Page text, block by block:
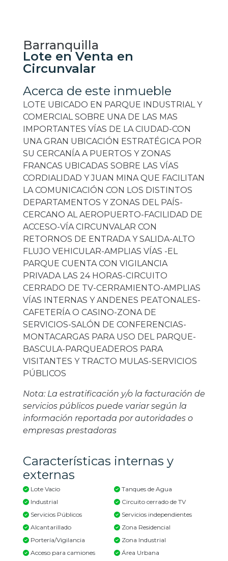
Barranquilla
Lote en Venta en
Circunvalar
Acerca de este inmueble
LOTE UBICADO EN PARQUE INDUSTRIAL Y
COMERCIAL SOBRE UNA DE LAS MAS
IMPORTANTES VÍAS DE LA CIUDAD-CON
UNA GRAN UBICACIÓN ESTRATÉGICA POR
SU CERCANÍA A PUERTOS Y ZONAS
FRANCAS UBICADAS SOBRE LAS VÍAS
CORDIALIDAD Y JUAN MINA QUE FACILITAN
LA COMUNICACIÓN CON LOS DISTINTOS
DEPARTAMENTOS Y ZONAS DEL PAÍS-
CERCANO AL AEROPUERTO-FACILIDAD DE
ACCESO-VÍA CIRCUNVALAR CON
RETORNOS DE ENTRADA Y SALIDA-ALTO
FLUJO VEHICULAR-AMPLIAS VÍAS -EL
PARQUE CUENTA CON VIGILANCIA
PRIVADA LAS 24 HORAS-CIRCUITO
CERRADO DE TV-CERRAMIENTO-AMPLIAS
VÍAS INTERNAS Y ANDENES PEATONALES-
CAFETERÍA O CASINO-ZONA DE
SERVICIOS-SALÓN DE CONFERENCIAS-
MONTACARGAS PARA USO DEL PARQUE-
BASCULA-PARQUEADEROS PARA
VISITANTES Y TRACTO MULAS-SERVICIOS
PÚBLICOS
Nota: La estratificación y/o la facturación de
servicios públicos puede variar según la
información reportada por autoridades o
empresas prestadoras
Características internas y
externas
Lote Vacio
Industrial
Servicios Públicos
Alcantarillado
Portería/Vigilancia
Acceso para camiones
Tanques de Agua
Circuito cerrado de TV
Servicios independientes
Zona Residencial
Zona Industrial
Área Urbana